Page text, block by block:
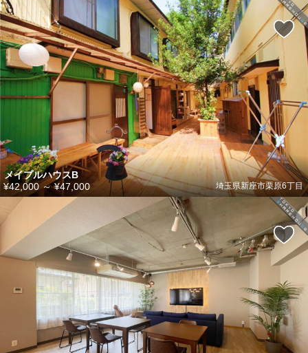
メイプルハウスB
埼玉県新座市栗原6丁目
¥42,000～¥47,000